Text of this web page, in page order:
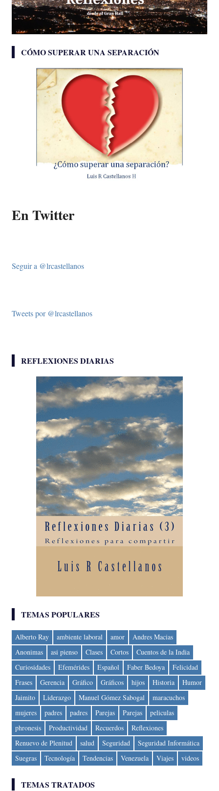
CÓMO SUPERAR UNA SEPARACIÓN
En Twitter
Seguir a @lrcastellanos
Tweets por @lrcastellanos
REFLEXIONES DIARIAS
TEMAS POPULARES
Alberto Ray ambiente laboral amor
Andres Macias
Anonimas
asi pienso Clases Cortos
Cuentos de la India
Curiosidades
Efemérides Español Faber Bedoya
Felicidad
Frases
Gerencia Gráfico Gráficos hijos Historia
Humor
Jaimito
Liderazgo Manuel Gómez Sabogal
maracuchos
mujeres
padres padres Parejas Parejas
peliculas
phronesis
Productividad Recuerdos
Reflexiones
Renuevo de Plenitud
salud Seguridad
Seguridad Informática
Suegras
Tecnología Tendencias Venezuela Viajes videos
TEMAS TRATADOS